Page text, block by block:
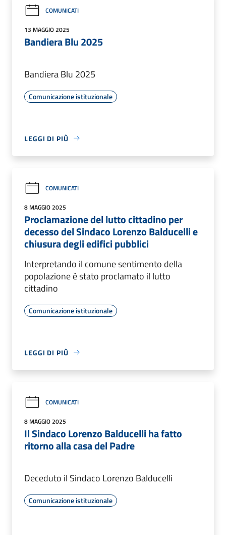
COMUNICATI
13 MAGGIO 2025
Bandiera Blu 2025
Bandiera Blu 2025
Comunicazione istituzionale
LEGGI DI PIÙ
COMUNICATI
8 MAGGIO 2025
Proclamazione del lutto cittadino per
decesso del Sindaco Lorenzo Balducelli e
chiusura degli edifici pubblici
Interpretando il comune sentimento della
popolazione è stato proclamato il lutto
cittadino
Comunicazione istituzionale
LEGGI DI PIÙ
COMUNICATI
8 MAGGIO 2025
Il Sindaco Lorenzo Balducelli ha fatto
ritorno alla casa del Padre
Deceduto il Sindaco Lorenzo Balducelli
Comunicazione istituzionale